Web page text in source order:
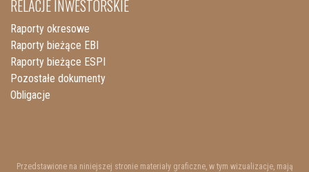
RELACJE INWESTORSKIE
Raporty okresowe
Raporty bieżące EBI
Raporty bieżące ESPI
Pozostałe dokumenty
Obligacje
Przedstawione na niniejszej stronie materiały graficzne, w tym wizualizacje, mają